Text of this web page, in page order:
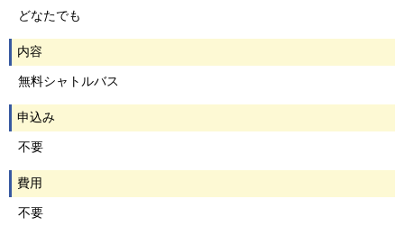
どなたでも
内容
無料シャトルバス
申込み
不要
費用
不要